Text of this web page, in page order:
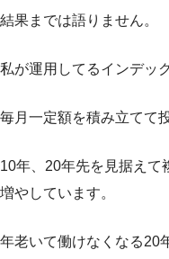
結果までは語りません。
私が運用してるインデッ
毎月一定額を積み立てて
10年、20年先を見据えて
増やしています。
年老いて働けなくなる20